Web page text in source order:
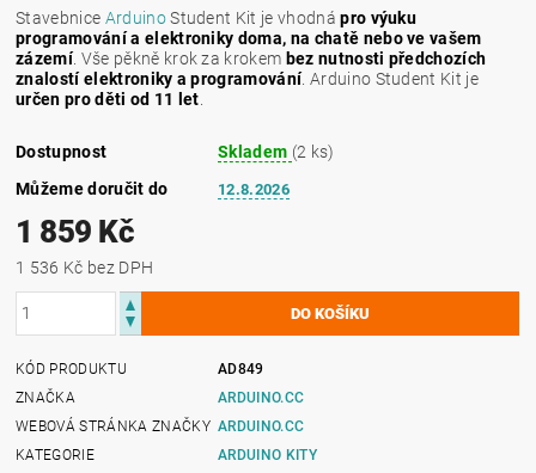
Stavebnice ArduinoStudent Kit je vhodnápro výuku
programování a elektroniky doma, na chatě nebo ve vašem
zázemí. Vše pěkně krok za krokem bez nutnosti předchozích
znalostí elektroniky a programování. Arduino Student Kit je
určen pro děti od 11 let
Dostupnost Skladem (2 ks)
Můžeme doručit do
12.8.2026
1 859 Kč
1 536 Kč bez DPH
KÓD PRODUKTU
AD849
ZNAČKA
ARDUINO.CC
WEBOVÁ STRÁNKA ZNAČKY ARDUINO.CC
KATEGORIE
ARDUINO KITY